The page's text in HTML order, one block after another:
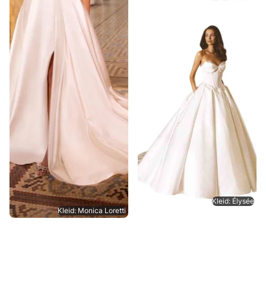
Kleid: Monica Loretti
Kleid: Élysée